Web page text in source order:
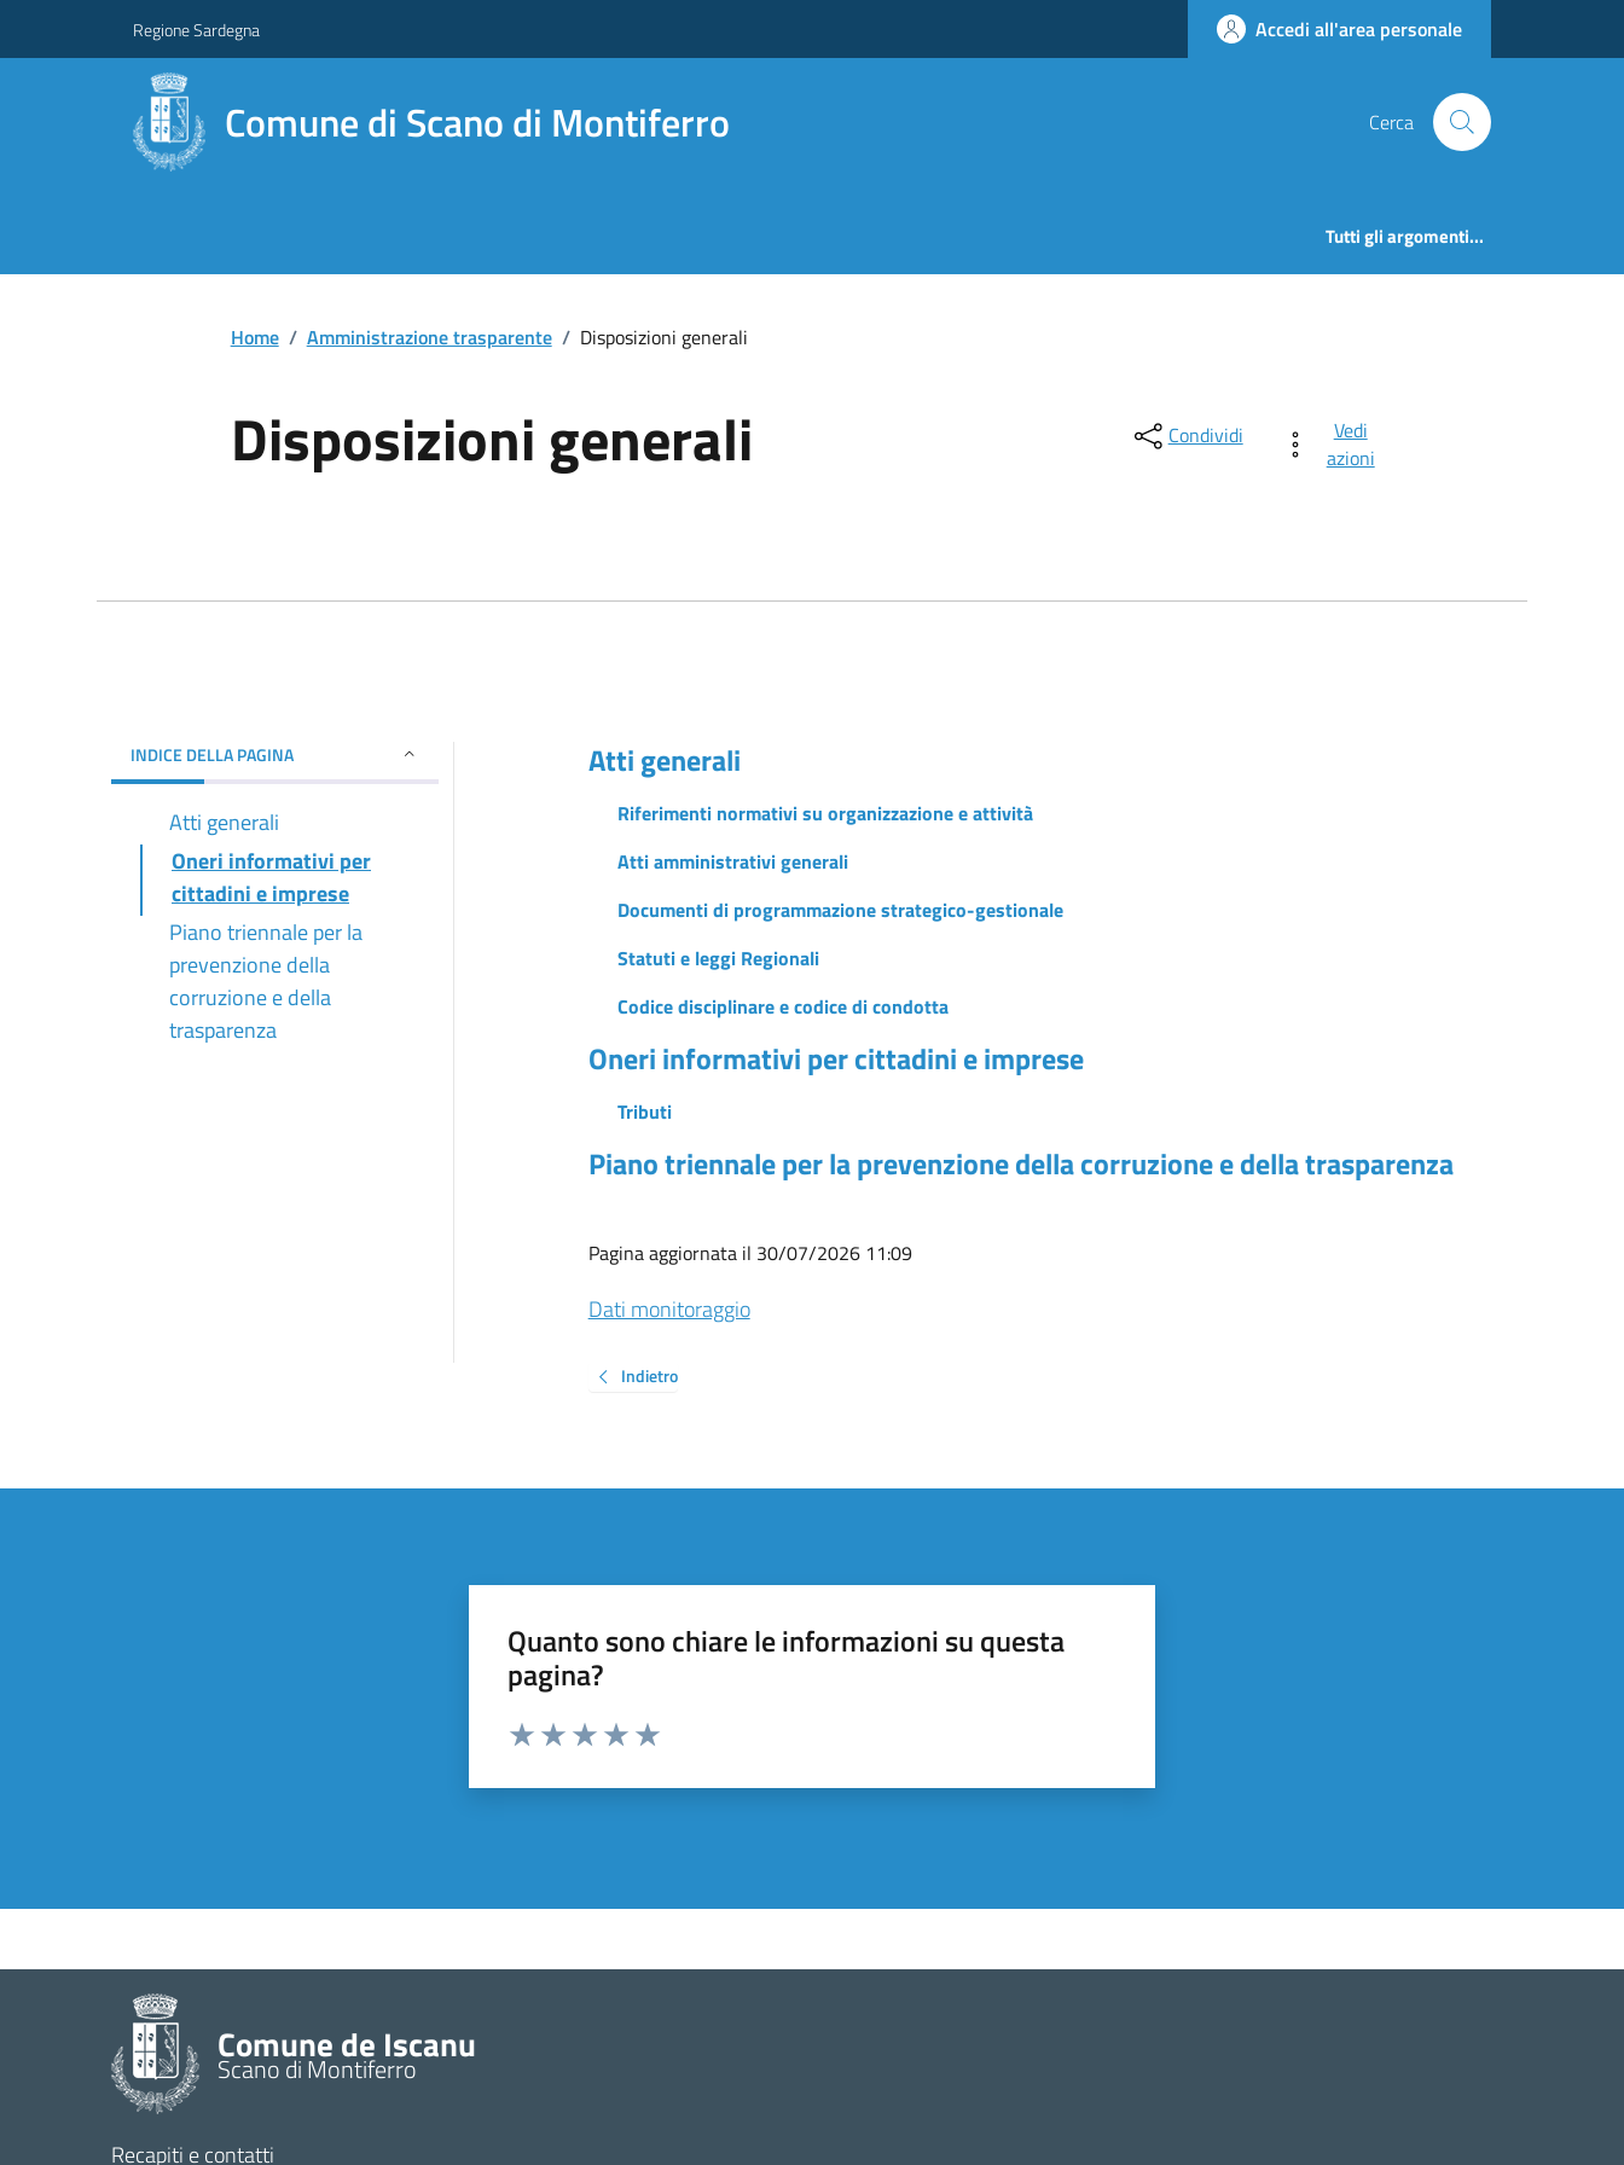
Regione Sardegna Accedi all'area personale
Comune di Scano di Montiferro Cerca
Tutti gli argomenti...
Home / Amministrazione trasparente / Disposizioni generali
Disposizioni generali Condividi
Vedi
azioni
INDICE DELLA PAGINA
Atti generali
Oneri informativi per
cittadini e imprese
Piano triennale per la
prevenzione della
corruzione e della
trasparenza
Atti generali
Riferimenti normativi su organizzazione e attività
Atti amministrativi generali
Documenti di programmazione strategico-gestionale
Statuti e leggi Regionali
Codice disciplinare e codice di condotta
Oneri informativi per cittadini e imprese
Tributi
Piano triennale per la prevenzione della corruzione e della trasparenza
Pagina aggiornata il 30/07/2026 11:09
Dati monitoraggio
Indietro
Quanto sono chiare le informazioni su questa
pagina?
Valuta da 1 a 5 stelle la pagina
Comune de Iscanu
Scano di Montiferro
Recapiti e contatti